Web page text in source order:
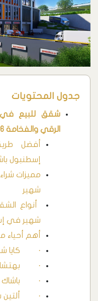
جدول المحتويات
شقق للبيع في
الرقي والفخامة 2026
أفضل
إسطنبول
مميزات
شهير
أنواع
شهير في
‏أهم أحياء
· كايا
· بهتشا
· باشاك
· ألتين